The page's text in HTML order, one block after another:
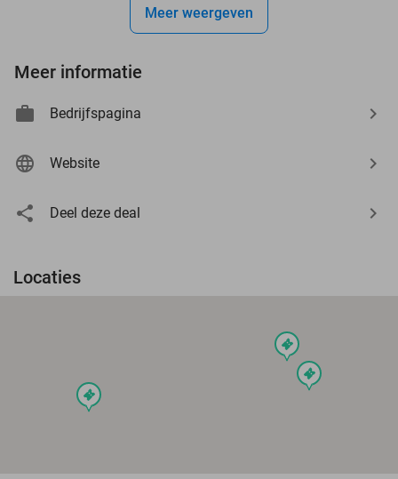
Meer weergeven
Meer informatie
Bedrijfspagina
Website
Deel deze deal
Locaties
events
events
events